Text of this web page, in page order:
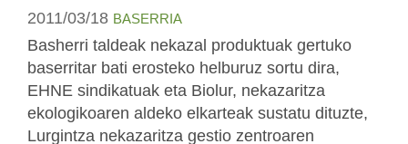
2011/03/18 BASERRIA
Basherri taldeak nekazal produktuak gertuko
baserritar bati erosteko helburuz sortu dira,
EHNE sindikatuak eta Biolur, nekazaritza
ekologikoaren aldeko elkarteak sustatu dituzte,
Lurgintza nekazaritza gestio zentroaren